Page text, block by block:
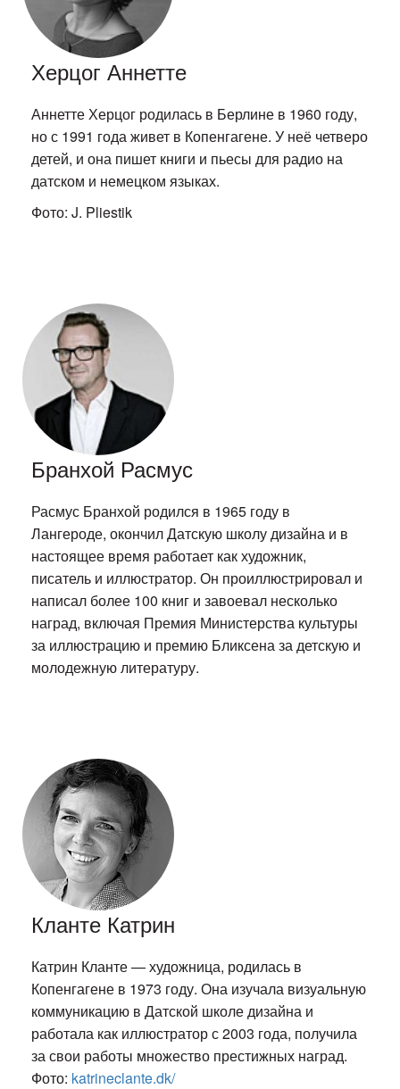
Херцог Аннетте
Аннетте Херцог родилась в Берлине в 1960 году,
но с 1991 года живет в Копенгагене. У неё четверо
детей, и она пишет книги и пьесы для радио на
датском и немецком языках.
Фото: J. Pliestik
Бранхой Расмус
Расмус Бранхой родился в 1965 году в
Лангероде, окончил Датскую школу дизайна и в
настоящее время работает как художник,
писатель и иллюстратор. Он проиллюстрировал и
написал более 100 книг и завоевал несколько
наград, включая Премия Министерства культуры
за иллюстрацию и премию Бликсена за детскую и
молодежную литературу.
Кланте Катрин
Катрин Кланте — художница, родилась в
Копенгагене в 1973 году. Она изучала визуальную
коммуникацию в Датской школе дизайна и
работала как иллюстратор с 2003 года, получила
за свои работы множество престижных наград.
Фото: katrineclante.dk/